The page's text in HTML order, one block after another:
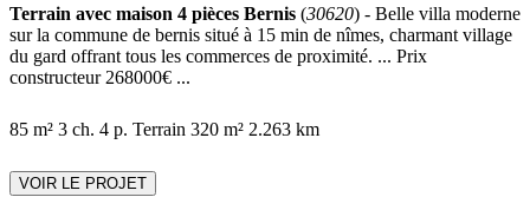
Terrain avec maison 4 pièces Bernis (30620) - Belle villa moderne
sur la commune de bernis situé à 15 min de nîmes, charmant village
du gard offrant tous les commerces de proximité. ... Prix
constructeur 268000€ ...
85 m² 3 ch. 4 p. Terrain 320 m² 2.263 km
VOIR LE PROJET